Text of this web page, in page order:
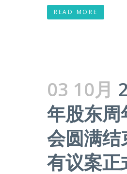
READ MORE
03 10月
年股东周
会圆满结
有议案正